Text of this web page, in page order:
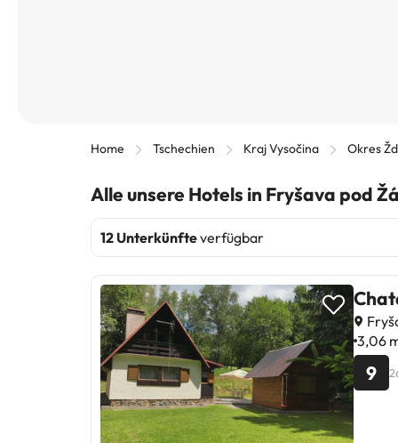
Home Tschechien Kraj Vysočina Okres
Alle unsere Hotels in Fryšava pod
12 Unterkünfteverfügbar
3,06
9